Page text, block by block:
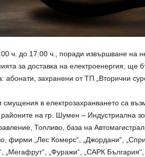
ч. до 17.00 ч., поради извършване на
за доставка на електроенергия, ще
абонати, захранени от ТП „Вторични
в електрозахранването са
на гр. Шумен – Индустриална
Топливо, база на
фирми „Лес Комерс“, „Джордани“,
„Мегафрут“, „Фуражи“, „САРК